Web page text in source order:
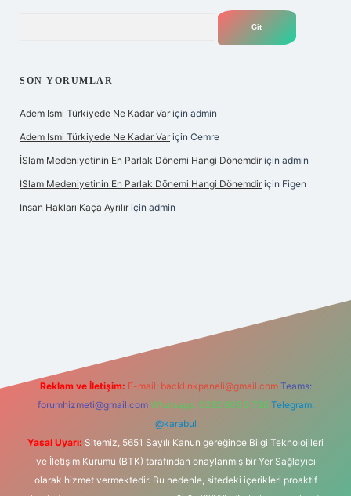
SON YORUMLAR
Adem Ismi Türkiyede Ne Kadar Var için admin
Adem Ismi Türkiyede Ne Kadar Var için Cemre
İSlam Medeniyetinin En Parlak Dönemi Hangi Dönemdir için admin
İSlam Medeniyetinin En Parlak Dönemi Hangi Dönemdir için Figen
Insan Hakları Kaça Ayrılır için admin
Reklam ve İletişim: E-mail: backlinkpaneli@gmail.com Teams:
forumhizmeti@gmail.com Whatsapp: 0262 606 0 726 Telegram:
@karabul
Yasal Uyarı: Sitemiz, 5651 Sayılı Kanun gereğince Bilgi Teknolojileri
ve İletişim Kurumu (BTK) tarafından onaylanmış bir Yer Sağlayıcı
olarak hizmet vermektedir. Bu nedenle, sitedeki içerikleri proaktif